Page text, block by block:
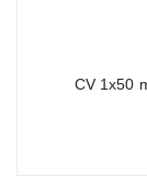
CV 1x50